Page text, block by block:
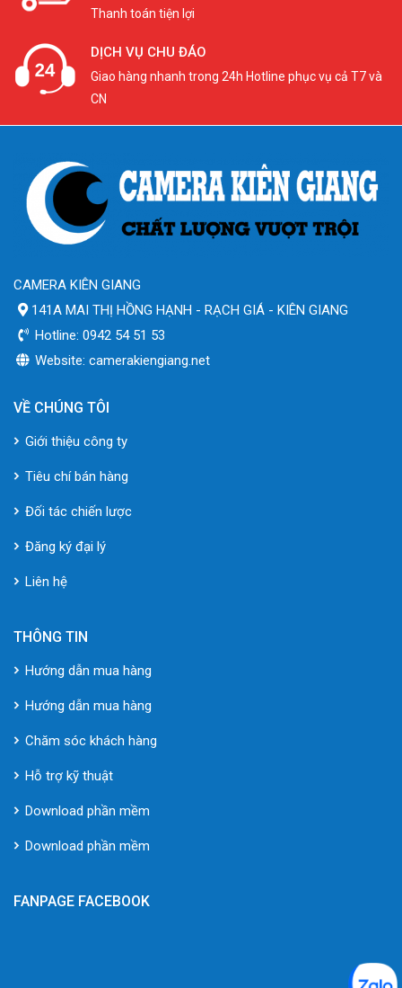
Thanh toán tiện lợi
DỊCH VỤ CHU ĐÁO
Giao hàng nhanh trong 24h Hotline phục vụ cả T7 và
CN
CAMERA KIÊN GIANG
141A MAI THỊ HỒNG HẠNH - RẠCH GIÁ - KIÊN GIANG
Hotline: 0942 54 51 53
Website: camerakiengiang.net
VỀ CHÚNG TÔI
Giới thiệu công ty
Tiêu chí bán hàng
Đối tác chiến lược
Đăng ký đại lý
Liên hệ
THÔNG TIN
Hướng dẫn mua hàng
Hướng dẫn mua hàng
Chăm sóc khách hàng
Hỗ trợ kỹ thuật
Download phần mềm
Download phần mềm
FANPAGE FACEBOOK